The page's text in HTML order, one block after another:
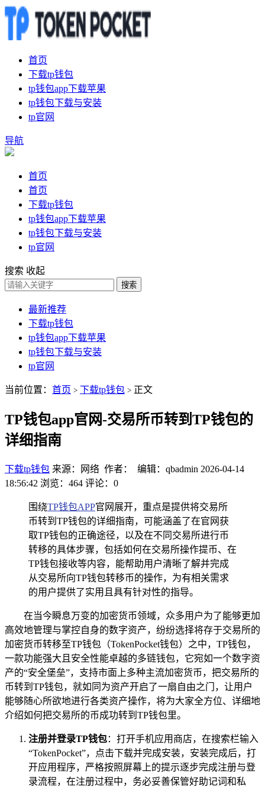
首页
下载tp钱包
tp钱包app下载苹果
tp钱包下载与安装
tp官网
导航
首页
首页
下载tp钱包
tp钱包app下载苹果
tp钱包下载与安装
tp官网
搜索 收起
搜索
最新推荐
下载tp钱包
tp钱包app下载苹果
tp钱包下载与安装
tp官网
当前位置： 首页 > 下载tp钱包 > 正文
TP钱包app官网-交易所币转到TP钱包的
详细指南
下载tp钱包 来源：网络 作者： 编辑：qbadmin 2026-04-14
18:56:42 浏览：464 评论：0
围绕TP钱包APP官网展开，重点是提供将交易所
币转到TP钱包的详细指南，可能涵盖了在官网获
取TP钱包的正确途径，以及在不同交易所进行币
转移的具体步骤，包括如何在交易所操作提币、在
TP钱包接收等内容，能帮助用户清晰了解并完成
从交易所向TP钱包转移币的操作，为有相关需求
的用户提供了实用且具有针对性的指导。
在当今瞬息万变的加密货币领域，众多用户为了能够更加
高效地管理与掌控自身的数字资产，纷纷选择将存于交易所的
加密货币转移至TP钱包（TokenPocket钱包）之中，TP钱包，
一款功能强大且安全性能卓越的多链钱包，它宛如一个数字资
产的“安全堡垒”，支持市面上多种主流加密货币，把交易所的
币转到TP钱包，就如同为资产开启了一扇自由之门，让用户
能够随心所欲地进行各类资产操作，将为大家全方位、详细地
介绍如何把交易所的币成功转到TP钱包里。
注册并登录TP钱包：打开手机应用商店，在搜索栏输入
“TokenPocket”，点击下载并完成安装，安装完成后，打
开应用程序，严格按照屏幕上的提示逐步完成注册与登
录流程，在注册过程中，务必妥善保管好助记词和私